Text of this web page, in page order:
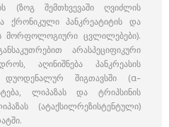
(ზოგ შემთხვევაში ღვიძლის
ქრონიკული პანკრეატიტის და
მორფოლოგიური ცვლილებები).
არასპეციფიკური
აღინიშნება პანკრეასის
დუოდენალურ შიგთავსში (α–
ლიპაზას და ტრიპსინის
(ატაქსილრეზისტენტული)